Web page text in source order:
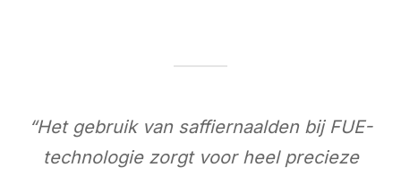
“Het gebruik van saffiernaalden bij FUE-
technologie zorgt voor heel precieze